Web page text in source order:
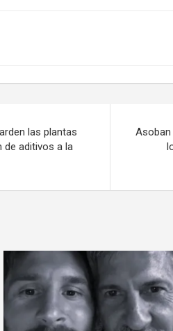
las plantas
de aditivos a la
Asoban